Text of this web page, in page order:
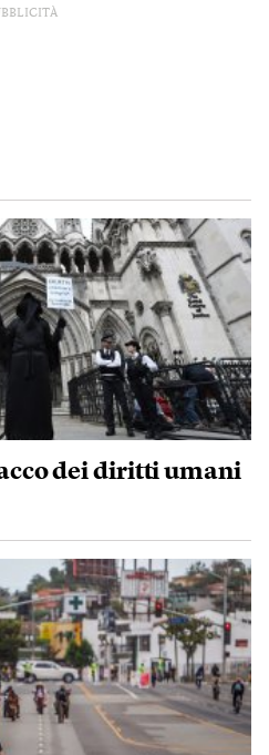
dei diritti umani